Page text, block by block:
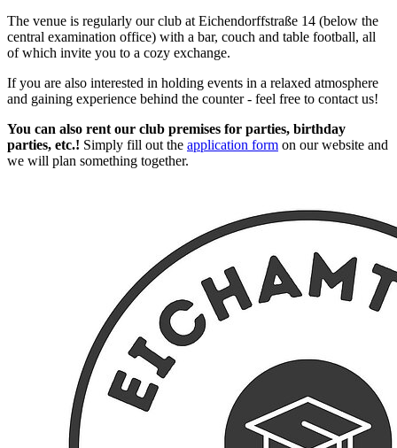
The venue is regularly our club at Eichendorffstraße 14 (below the
central examination office) with a bar, couch and table football, all
of which invite you to a cozy exchange.
If you are also interested in holding events in a relaxed atmosphere
and gaining experience behind the counter - feel free to contact us!
You can also rent our club premises for parties, birthday
parties, etc.! Simply fill out the application form on our website and
we will plan something together.